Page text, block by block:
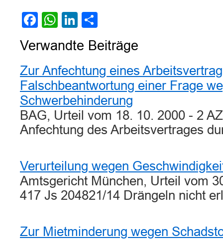
Facebook
WhatsApp
LinkedIn
Verwandte Beiträge
Zur Anfechtung eines
Falschbeantwortung einer Frage
Schwerbehinderung
BAG, Urteil vom 18. 10. 2000 - 2
Anfechtung des Arbeitsvertrages
Verurteilung wegen
Amtsgericht München, Urteil vom
417 Js 204821/14 Drängeln nicht
Zur Mietminderung wegen